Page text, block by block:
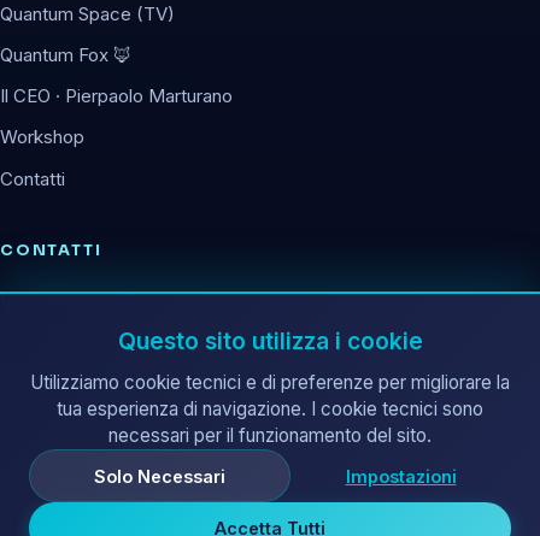
Quantum Space (TV)
Quantum Fox 🦊
Il CEO · Pierpaolo Marturano
Workshop
Contatti
CONTATTI
Viale Monza 347
20126 Milano (MI)
info@corematrix.it
corematrix@pec.it
Questo sito utilizza i cookie
Utilizziamo cookie tecnici e di preferenze per migliorare la
tua esperienza di navigazione. I cookie tecnici sono
necessari per il funzionamento del sito.
Solo Necessari Impostazioni
Accetta Tutti